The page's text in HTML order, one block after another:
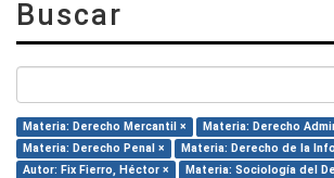
Buscar
Materia: Derecho Mercantil ×
Materia: Derecho
Materia: Derecho Penal ×
Materia: Derecho de la
Autor: Fix Fierro, Héctor ×
Materia: Sociología del